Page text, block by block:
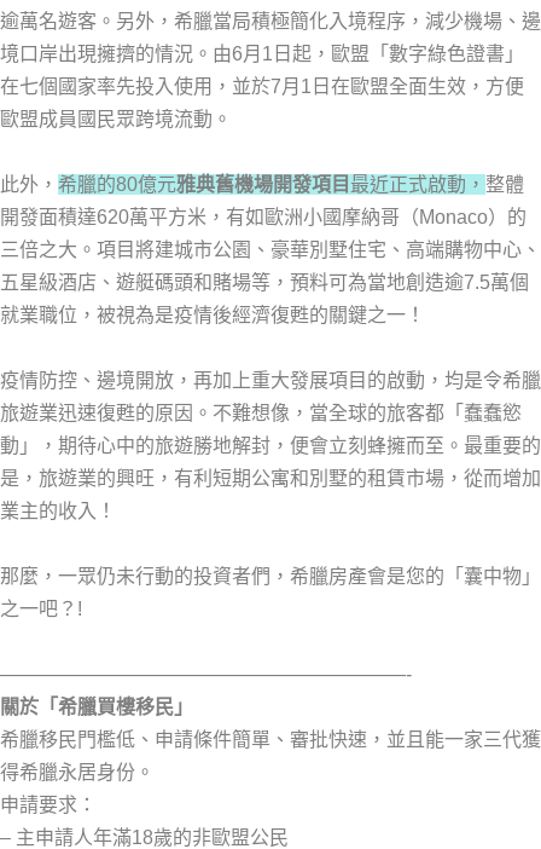
逾萬名遊客。另外，希臘當局積極簡化入境程序，減少機場、邊
境口岸出現擁擠的情況。由6月1日起，歐盟「數字綠色證書」
在七個國家率先投入使用，並於7月1日在歐盟全面生效，方便
歐盟成員國民眾跨境流動。
此外， 希臘的80億元雅典舊機場開發項目 最近正式啟動， 整體
開發面積達620萬平方米，有如歐洲小國摩納哥（Monaco）的
三倍之大。項目將建城市公園、豪華別墅住宅、高端購物中心、
五星級酒店、遊艇碼頭和賭場等，預料可為當地創造逾7.5萬個
就業職位，被視為是疫情後經濟復甦的關鍵之一！
疫情防控、邊境開放，再加上重大發展項目的啟動，均是令希臘
旅遊業迅速復甦的原因。不難想像，當全球的旅客都「蠢蠢慾
動」，期待心中的旅遊勝地解封，便會立刻蜂擁而至。最重要的
是，旅遊業的興旺，有利短期公寓和別墅的租賃市場，從而增加
業主的收入！
那麼，一眾仍未行動的投資者們，希臘房產會是您的「囊中物」
之一吧？!
—————————————————————-
關於「希臘買樓移民」
希臘移民門檻低、申請條件簡單、審批快速，並且能一家三代獲
得希臘永居身份。
申請要求：
– 主申請人年滿18歲的非歐盟公民